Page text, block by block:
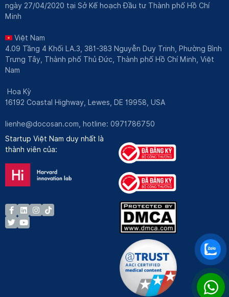
ngày 27/04/2020 tại Sở Kế hoạch Đầu tư Thành phố Hồ Chí
Minh
Việt Nam
4.09 Tầng 4 Khối LA.3, 381-383 Nguyễn Duy Trinh, Phường Bình
Trưng Tây, Thành phố Thủ Đức, Thành phố Hồ Chí Minh, Việt
Nam
Hoa Kỳ
16192 Coastal Highway, Lewes, DE 19958, USA
lienhe@docosan.com , hotline: 0971786750
Startup Việt Nam duy nhất là
thành viên của: